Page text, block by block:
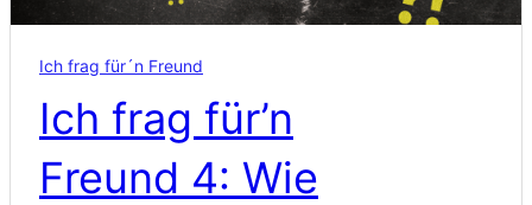
Ich frag für´n Freund
Ich frag für’n
Freund 4: Wie